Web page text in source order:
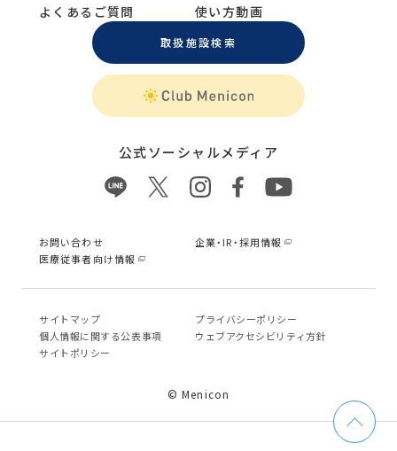
よくあるご質問 使い方動画
取扱施設検索
公式ソーシャルメディア
お問い合わせ
企業・IR・採用情報
医療従事者向け情報
サイトマップ
プライバシーポリシー
個⼈情報に関する公表事項
ウェブアクセシビリティ方針
サイトポリシー
© Menicon